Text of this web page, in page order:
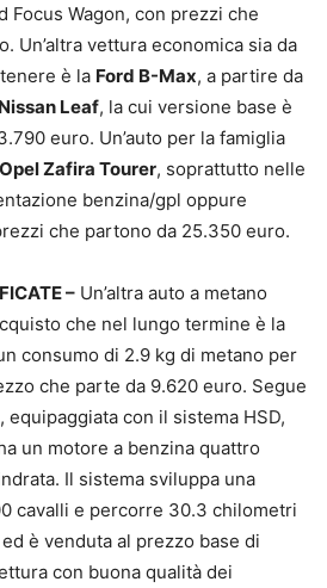
Focus Wagon, con prezzi che
Un’altra vettura economica sia da
è la Ford B-Max, a partire da
Nissan Leaf, la cui versione base è
euro. Un’auto per la famiglia
Opel Zafira Tourer, soprattutto nelle
benzina/gpl oppure
che partono da 25.350 euro.
– Un’altra auto a metano
che nel lungo termine è la
consumo di 2.9 kg di metano per
che parte da 9.620 euro. Segue
, equipaggiata con il sistema HSD,
un motore a benzina quattro
Il sistema sviluppa una
cavalli e percorre 30.3 chilometri
è venduta al prezzo base di
con buona qualità dei